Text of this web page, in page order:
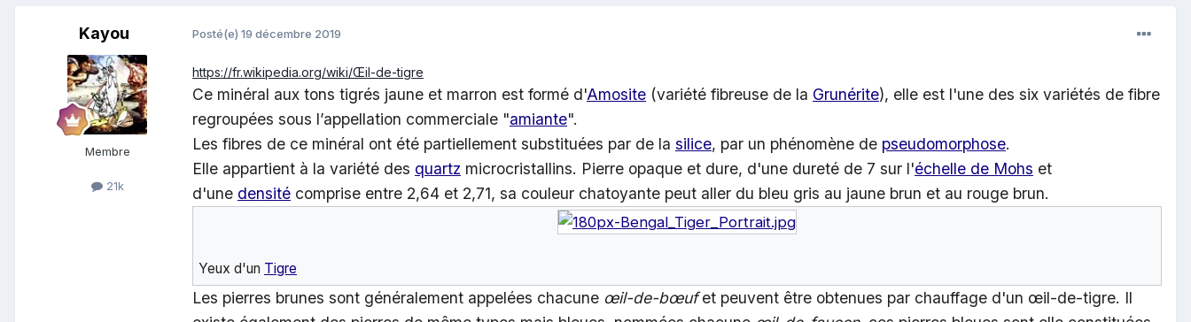
Kayou
Membre
21k
Posté(e) 19 décembre 2019
https://fr.wikipedia.org/wiki/Œil-de-tigre
Ce minéral aux tons tigrés jaune et marron est formé d'Amosite (variété fibreuse de la Grunérite), elle est l'une des six variétés de fibre
regroupées sous l’appellation commerciale "amiante".
Les fibres de ce minéral ont été partiellement substituées par de la silice, par un phénomène de pseudomorphose.
Elle appartient à la variété des quartz microcristallins. Pierre opaque et dure, d'une dureté de 7 sur l'échelle de Mohs et
d'une densité comprise entre 2,64 et 2,71, sa couleur chatoyante peut aller du bleu gris au jaune brun et au rouge brun.
Yeux d'un Tigre
Les pierres brunes sont généralement appelées chacune œil-de-bœuf et peuvent être obtenues par chauffage d'un œil-de-tigre. Il